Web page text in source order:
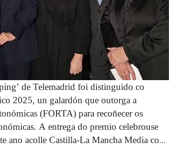
de Telemadrid foi distinguido co
2025, un galardón que outorga a
(FORTA) para recoñecer os
A entrega do premio celebrouse
ano acolle Castilla-La Mancha Media con